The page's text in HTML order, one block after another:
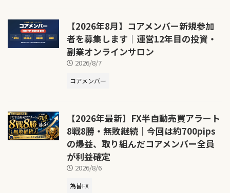
【2026年8月】コアメンバー新規参加
者を募集します｜運営12年目の投資・
副業オンラインサロン
2026/8/7
コアメンバー
【2026年最新】FX半自動売買アラート
8戦8勝・無敗継続｜今回は約700pips
の爆益、取り組んだコアメンバー全員
が利益確定
2026/8/6
為替FX